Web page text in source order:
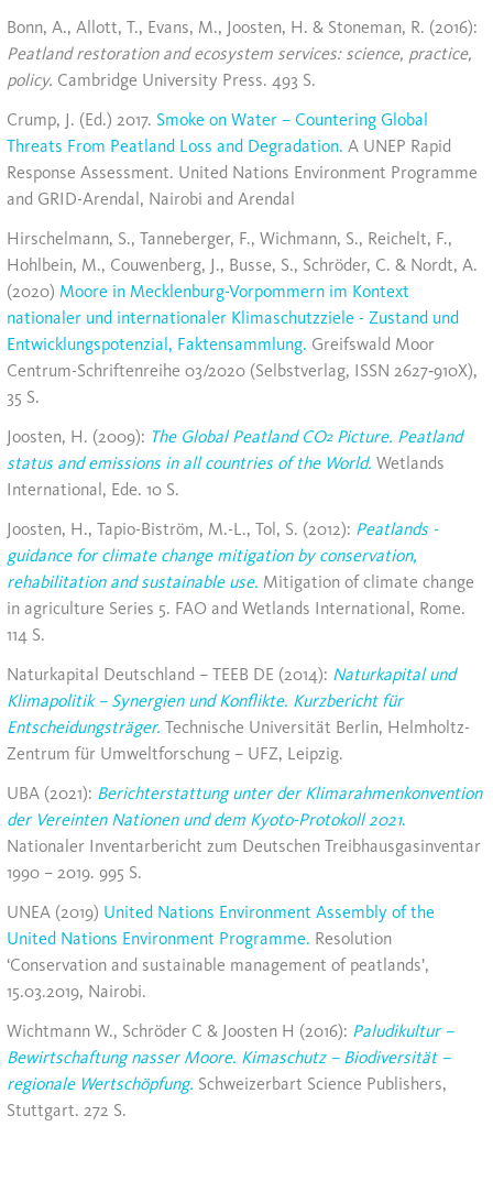
Bonn, A., Allott, T., Evans, M., Joosten, H. & Stoneman, R. (2016):
Peatland restoration and ecosystem services: science, practice,
policy. Cambridge University Press. 493 S.
Crump, J. (Ed.) 2017. Smoke on Water – Countering Global
Threats From Peatland Loss and Degradation. A UNEP Rapid
Response Assessment. United Nations Environment Programme
and GRID-Arendal, Nairobi and Arendal
Hirschelmann, S., Tanneberger, F., Wichmann, S., Reichelt, F.,
Hohlbein, M., Couwenberg, J., Busse, S., Schröder, C. & Nordt, A.
(2020) Moore in Mecklenburg-Vorpommern im Kontext
nationaler und internationaler Klimaschutzziele - Zustand und
Entwicklungspotenzial, Faktensammlung. Greifswald Moor
Centrum-Schriftenreihe 03/2020 (Selbstverlag, ISSN 2627‐910X),
35 S.
Joosten, H. (2009): The Global Peatland CO2Picture. Peatland
status and emissions in all countries of the World. Wetlands
International, Ede. 10 S.
Joosten, H., Tapio-Biström, M.-L., Tol, S. (2012): Peatlands -
guidance for climate change mitigation by conservation,
rehabilitation and sustainable use. Mitigation of climate change
in agriculture Series 5. FAO and Wetlands International, Rome.
114 S.
Naturkapital Deutschland – TEEB DE (2014): Naturkapital und
Klimapolitik – Synergien und Konflikte. Kurzbericht für
Entscheidungsträger. Technische Universität Berlin, Helmholtz-
Zentrum für Umweltforschung – UFZ, Leipzig.
UBA (2021): Berichterstattung unter der Klimarahmenkonvention
der Vereinten Nationen und dem Kyoto-Protokoll2021.
Nationaler Inventarbericht zum Deutschen Treibhausgasinventar
1990 – 2019. 995 S.
UNEA (2019) United Nations Environment Assembly of the
United Nations Environment Programme. Resolution
‘Conservation and sustainable management of peatlands’,
15.03.2019, Nairobi.
Wichtmann W., Schröder C & Joosten H (2016): Paludikultur –
Bewirtschaftung nasser Moore. Kimaschutz – Biodiversität –
regionale Wertschöpfung. Schweizerbart Science Publishers,
Stuttgart. 272 S.